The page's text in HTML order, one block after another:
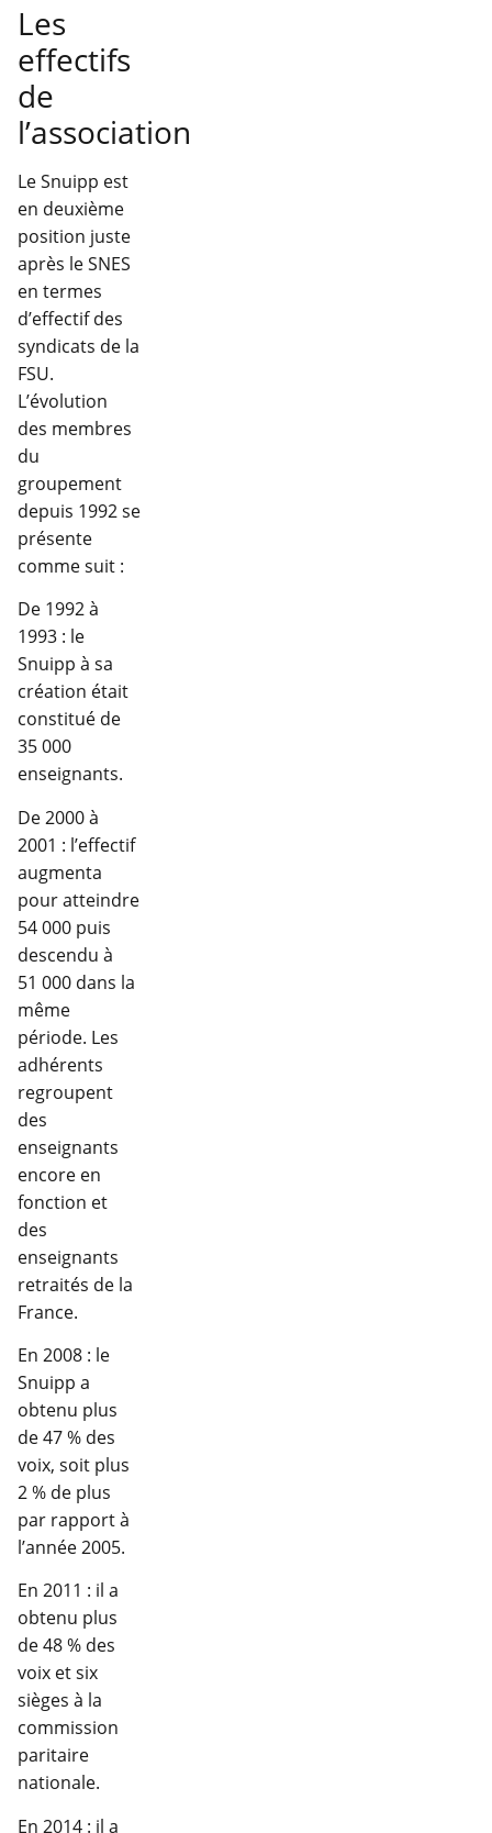
Les
effectifs
de
l’association
Le Snuipp est
en deuxième
position juste
après le SNES
en termes
d’effectif des
syndicats de la
FSU.
L’évolution
des membres
du
groupement
depuis 1992 se
présente
comme suit :
De 1992 à
1993 : le
Snuipp à sa
création était
constitué de
35 000
enseignants.
De 2000 à
2001 : l’effectif
augmenta
pour atteindre
54 000 puis
descendu à
51 000 dans la
même
période. Les
adhérents
regroupent
des
enseignants
encore en
fonction et
des
enseignants
retraités de la
France.
En 2008 : le
Snuipp a
obtenu plus
de 47 % des
voix, soit plus
2 % de plus
par rapport à
l’année 2005.
En 2011 : il a
obtenu plus
de 48 % des
voix et six
sièges à la
commission
paritaire
nationale.
En 2014 : il a